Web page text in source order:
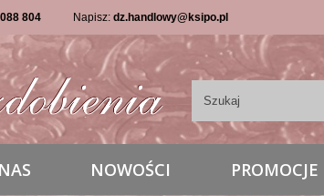
804 Napisz: dz.handlowy@ksipo.pl
NOWOŚCI PROMOCJE